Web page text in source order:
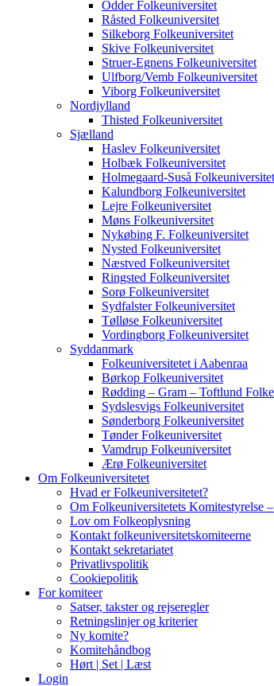
Odder Folkeuniversitet
Råsted Folkeuniversitet
Silkeborg Folkeuniversitet
Skive Folkeuniversitet
Struer-Egnens Folkeuniversitet
Ulfborg/Vemb Folkeuniversitet
Viborg Folkeuniversitet
Nordjylland
Thisted Folkeuniversitet
Sjælland
Haslev Folkeuniversitet
Holbæk Folkeuniversitet
Holmegaard-Suså Folkeuniversitet
Kalundborg Folkeuniversitet
Lejre Folkeuniversitet
Møns Folkeuniversitet
Nykøbing F. Folkeuniversitet
Nysted Folkeuniversitet
Næstved Folkeuniversitet
Ringsted Folkeuniversitet
Sorø Folkeuniversitet
Sydfalster Folkeuniversitet
Tølløse Folkeuniversitet
Vordingborg Folkeuniversitet
Syddanmark
Folkeuniversitetet i Aabenraa
Børkop Folkeuniversitet
Rødding – Gram – Toftlund
Sydslesvigs Folkeuniversitet
Sønderborg Folkeuniversitet
Tønder Folkeuniversitet
Vamdrup Folkeuniversitet
Ærø Folkeuniversitet
Om Folkeuniversitetet
Hvad er Folkeuniversitetet?
Om Folkeuniversitetets Komitestyrelse
Lov om Folkeoplysning
Kontakt folkeuniversitetskomiteerne
Kontakt sekretariatet
Privatlivspolitik
Cookiepolitik
For komiteer
Satser, takster og rejseregler
Retningslinjer og kriterier
Ny komite?
Komitehåndbog
Hørt | Set | Læst
Login